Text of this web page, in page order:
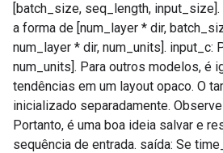
[batch_size, seq_length,
a forma de [num_layer * dir,
num_layer * dir, num_units]. input_c:
num_units]. Para outros modelos, é
tendências em um layout opaco. O
inicializado separadamente.
Portanto, é uma boa ideia salvar e
sequência de entrada. saída: Se